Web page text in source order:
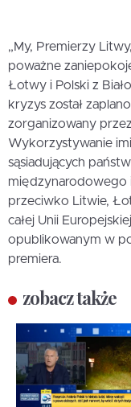
„My, Premierzy
poważne
Łotwy i Polski z
kryzys został
zorganizowany
Wykorzystywanie
sąsiadujących
międzynarodowego
przeciwko Litwie,
całej Unii
opublikowanym w
premiera.
zobacz także